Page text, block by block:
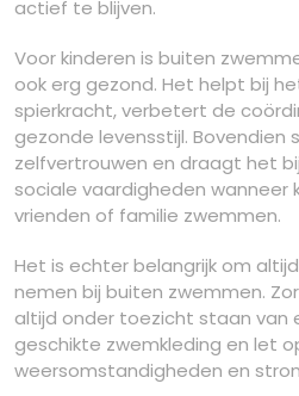
actief te blijven.
Voor kinderen is buiten
ook erg gezond. Het helpt bij
spierkracht, verbetert de
gezonde levensstijl.
zelfvertrouwen en draagt het
sociale vaardigheden wanneer
vrienden of familie zwemmen.
Het is echter belangrijk om
nemen bij buiten zwemmen.
altijd onder toezicht staan van
geschikte zwemkleding en let
weersomstandigheden en